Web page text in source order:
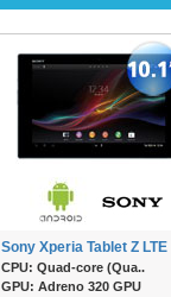
Sony Xperia Tablet Z LTE
CPU: Quad-core (Qua..
GPU: Adreno 320 GPU